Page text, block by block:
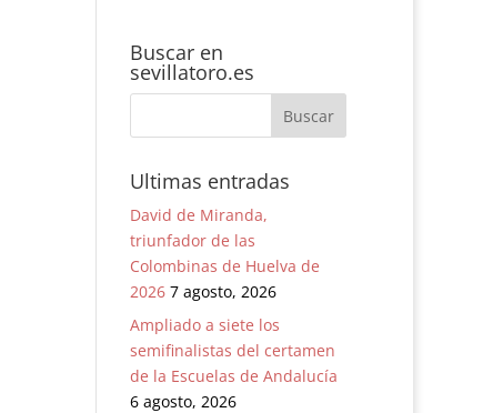
Buscar en
sevillatoro.es
Ultimas entradas
David de Miranda,
triunfador de las
Colombinas de Huelva de
2026 7 agosto, 2026
Ampliado a siete los
semifinalistas del certamen
de la Escuelas de Andalucía
6 agosto, 2026